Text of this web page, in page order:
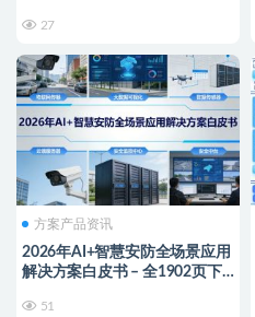
27
方案产品资讯
2026年AI+智慧安防全场景应用
解决方案白皮书 – 全1902页下
51